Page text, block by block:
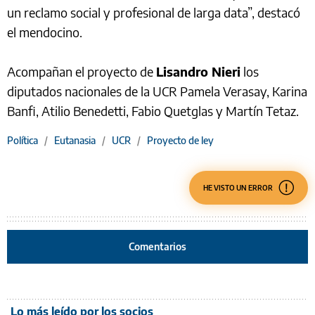
un reclamo social y profesional de larga data”, destacó
el mendocino.
Acompañan el proyecto de Lisandro Nieri los
diputados nacionales de la UCR Pamela Verasay, Karina
Banfi, Atilio Benedetti, Fabio Quetglas y Martín Tetaz.
Política / Eutanasia / UCR / Proyecto de ley
HE VISTO UN ERROR
Comentarios
Lo más leído por los socios